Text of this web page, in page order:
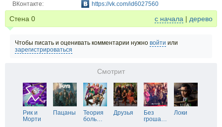
ВКонтакте: https://vk.com/id6027560
Стена 0 с начала | дерево
Чтобы писать и оценивать комментарии нужно войти или
зарегистрироваться
Смотрит
Рик и
Морти
Пацаны
Теория
боль…
Друзья
Без
гроша…
Локи